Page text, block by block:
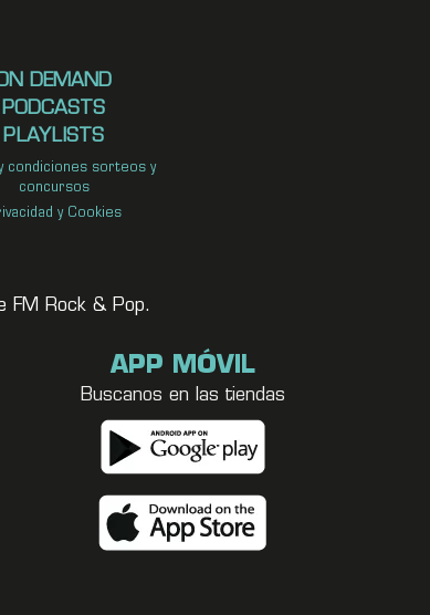
DEMAND
PODCASTS
PLAYLISTS
condiciones sorteos y
concursos
y Cookies
FM Rock & Pop.
APP MÓVIL
Buscanos en las tiendas